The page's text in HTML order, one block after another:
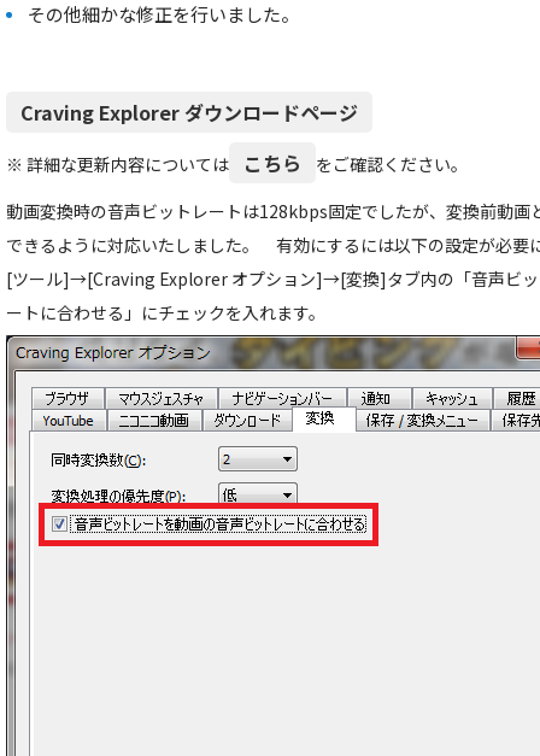
その他細かな修正を行いました。
Craving Explorer ダウンロードページ
※ 詳細な更新内容については こちら
をご確認ください。
動画変換時の音声ビットレートは128kbps固定でしたが、変換前動画
できるように対応いたしました。 有効にするには以下の設定が必要
[ツール]→[Craving Explorer オプション]→[変換]タブ内の「音声ビッ
ートに合わせる」にチェックを入れます。